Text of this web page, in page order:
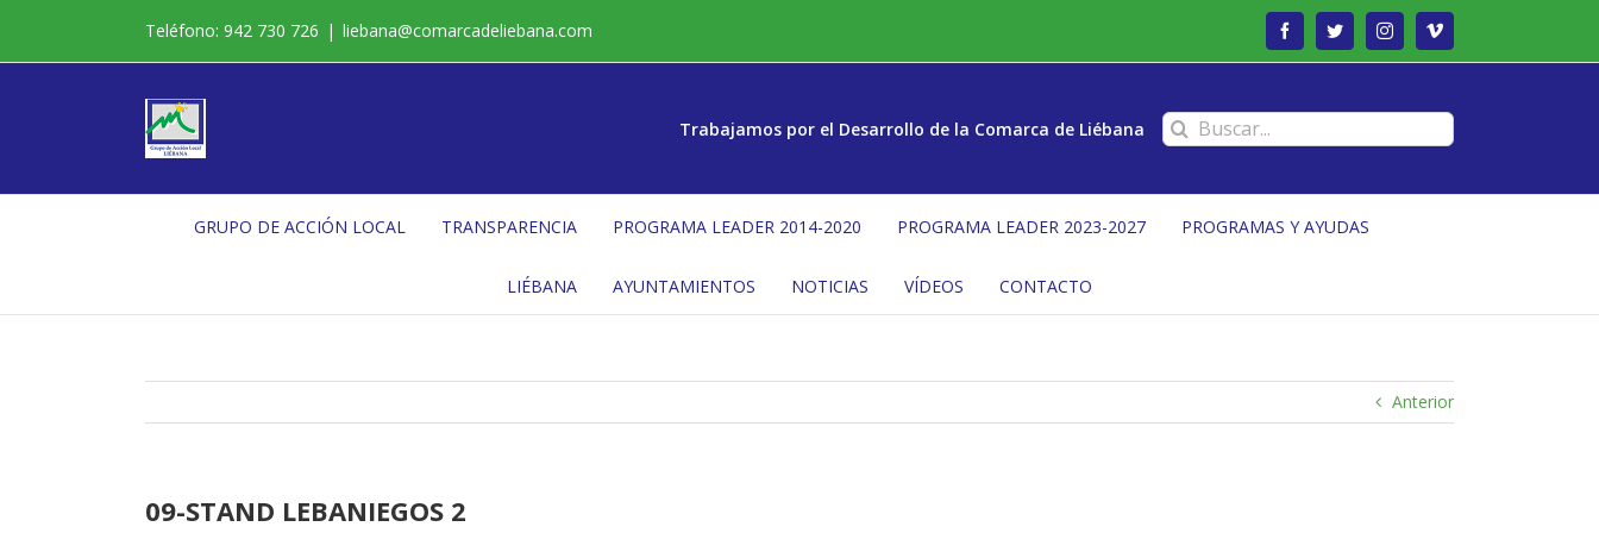
contenido
Teléfono: 942 730 726 | liebana@comarcadeliebana.com FacebookTwitterInstagramVimeo
Trabajamos por el Desarrollo de la Comarca de Liébana Buscar:
GRUPO DE ACCIÓN LOCAL TRANSPARENCIA PROGRAMA LEADER 2014-2020 PROGRAMA LEADER 2023-2027 PROGRAMAS Y AYUDAS
LIÉBANA AYUNTAMIENTOS NOTICIAS VÍDEOS CONTACTO
Anterior
09-STAND LEBANIEGOS 2